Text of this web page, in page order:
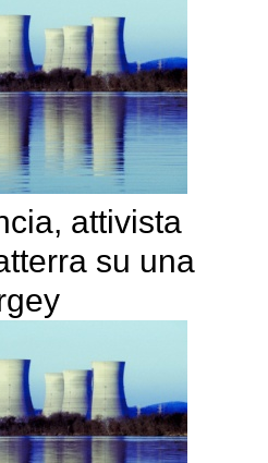
attivista
su una